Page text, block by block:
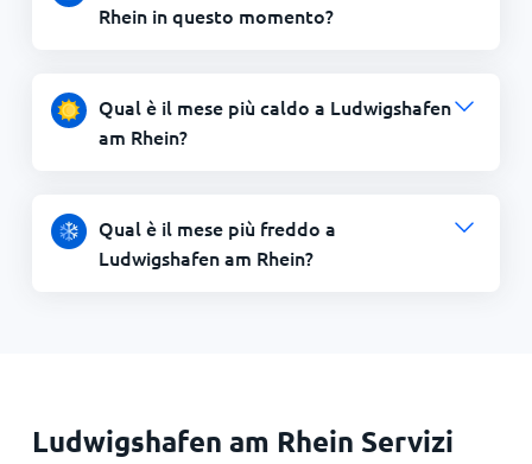
Rhein in questo momento?
Qual è il mese più caldo a Ludwigshafen
am Rhein?
Qual è il mese più freddo a
Ludwigshafen am Rhein?
Ludwigshafen am Rhein Servizi